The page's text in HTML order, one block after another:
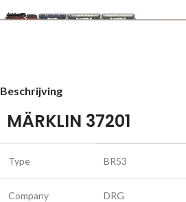
Beschrijving
MÄRKLIN 37201
Type BR53
Company DRG